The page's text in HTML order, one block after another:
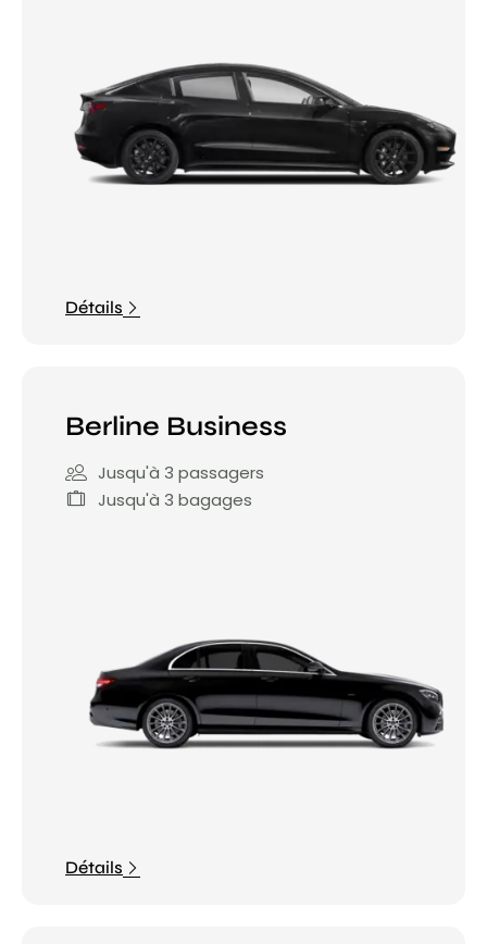
Détails
Berline Business
Jusqu'à 3 passagers
Jusqu'à 3 bagages
Détails